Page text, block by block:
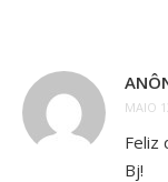
MAIO
Feliz
Bj!